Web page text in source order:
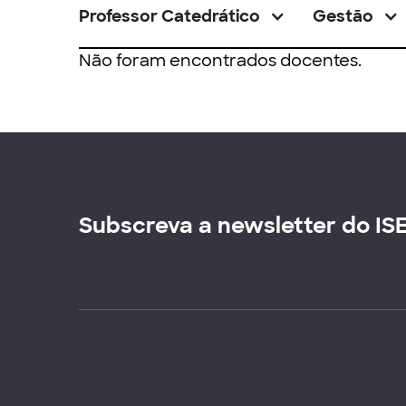
Professor Catedrático Gestão
Não foram encontrados docentes.
Subscreva a newsletter do